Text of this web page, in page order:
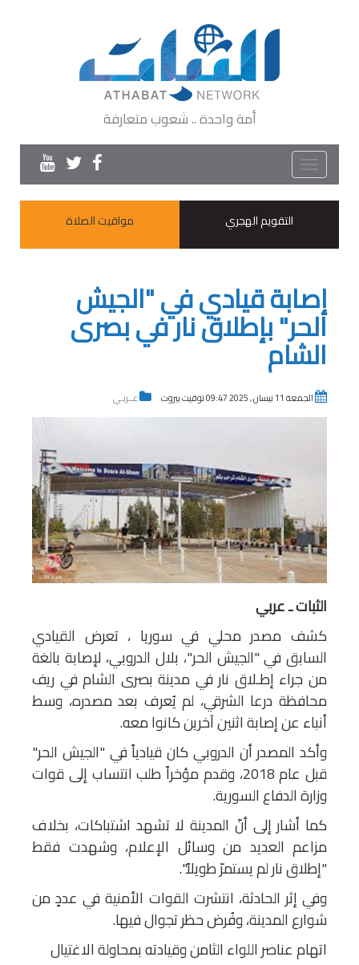
أمة واحدة .. شعوب متعارفة
Toggle
navigation
التقويم الهجري
مواقيت الصلاة
إصابة قيادي في "الجيش
الحر" بإطلاق نار في بصرى
الشام
الجمعة 11 نيسان , 2025 09:47 توقيت بيروت عــربـي
الثبات ـ عربي
كشف مصدر محلي في سوريا ، تعرض القيادي
السابق في "الجيش الحر"، بلال الدروبي، لإصابة بالغة
من جراء إطـلاق نار في مدينة بصرى الشام في ريف
محافظة درعا الشرقي، لم يُعرف بعد مصدره، وسط
أنباء عن إصابة اثنين آخرين كانوا معه.
وأكد المصدر أن الدروبي كان قيادياً في "الجيش الحر"
قبل عام 2018، وقدم مؤخراً طلب انتساب إلى قوات
وزارة الدفاع السورية.
كما أشار إلى أنّ المدينة لا تشهد اشتباكات، بخلاف
مزاعم العديد من وسائل الإعلام، وشهدت فقط
"إطلاق نار لم يستمرّ طويلاً".
وفي إثر الحادثة، انتشرت القوات الأمنية في عددٍ من
شوارع المدينة، وفُرض حظر تجوال فيها.
اتهام عناصر اللواء الثامن وقيادته بمحاولة الاغتيال